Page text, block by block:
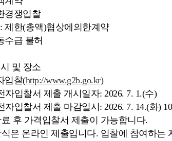
경쟁입찰
제한(총액)협상에의한계약
수급 불허
및 장소
입찰(http://www.g2b.go.kr)
자입찰서 제출 개시일자: 2026. 7. 1.(수)
자입찰서 제출 마감일시: 2026. 7. 14.(화)
후 가격입찰서 제출이 가능합니다.
은 온라인 제출입니다. 입찰에 참여하